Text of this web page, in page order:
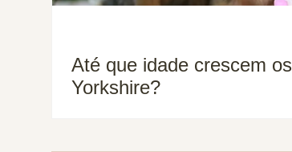
Até que idade crescem os
Yorkshire?